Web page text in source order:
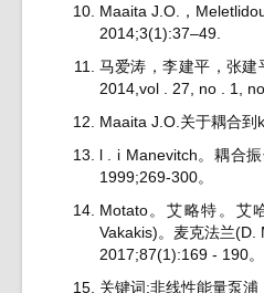
Maaita J.O.，
2014;3(1):37–49.
马爱涛，李建平，张
2014,vol . 27, no . 1,
Maaita J.O.关于耦合
l . i Manevitch。耦合
1999;269-300。
Motato。艾略特。艾
Vakakis)。麦克法兰
2017;87(1):169 - 190。
关键词:非线性能量泵